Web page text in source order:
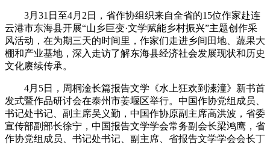
3月31日 至4月2日，省作协组织来自全省的15位作家赴连
云港市东海县开展“山乡巨变·文学赋能乡村振兴”主题创作采
风活动，在为期三天的时间里，作家们走进乡间田地、蔬果大
棚和产业基地，深入走访了解东海县经济社会发展现状和历史
文化赓续传承。
4月5日，周桐淦长篇报告文学《水上狂欢到溱潼》新书首
发式暨作品研讨会在泰州市姜堰区举行。中国作协党组成员、
书记处书记、副主席吴义勤，中国作协原副主席高洪波，省委
宣传部副部长徐宁，中国报告文学学会常务副会长梁鸿鹰，省
作协党组成员、书记处书记、副主席、省报告文学学会会长丁